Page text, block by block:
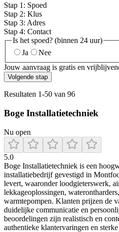
Stap 1 : Spoed
Stap 2: Klus
Stap 3: Adres
Stap 4: Contact
Is het spoed? (binnen 24 uur)
Ja
Nee
Jouw aanvraag is gratis en
Volgende stap
Resultaten 1-50 van 96
Boge Installatietechniek
Nu open
5.0
Boge Installatietechniek is een
installatiebedrijf gevestigd in
levert, waaronder loodgieterswerk,
lekkageoplossingen,
warmtepompen. Klanten prijzen de
duidelijke communicatie en
beoordelingen zijn realistisch en
authentieke klantervaringen en